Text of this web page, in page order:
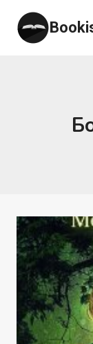
Перейти
содержимому